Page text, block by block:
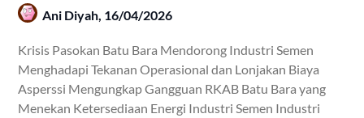
Ani Diyah, 16/04/2026
Krisis Pasokan Batu Bara Mendorong Industri Semen
Menghadapi Tekanan Operasional dan Lonjakan Biaya
Asperssi Mengungkap Gangguan RKAB Batu Bara yang
Menekan Ketersediaan Energi Industri Semen Industri